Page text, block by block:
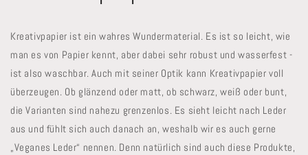
Kreativpapier ist ein wahres Wundermaterial. Es ist so leicht, wie
man es von Papier kennt, aber dabei sehr robust und wasserfest -
ist also waschbar. Auch mit seiner Optik kann Kreativpapier voll
überzeugen. Ob glänzend oder matt, ob schwarz, weiß oder bunt,
die Varianten sind nahezu grenzenlos. Es sieht leicht nach Leder
aus und fühlt sich auch danach an, weshalb wir es auch gerne
„Veganes Leder“ nennen. Denn natürlich sind auch diese Produkte,